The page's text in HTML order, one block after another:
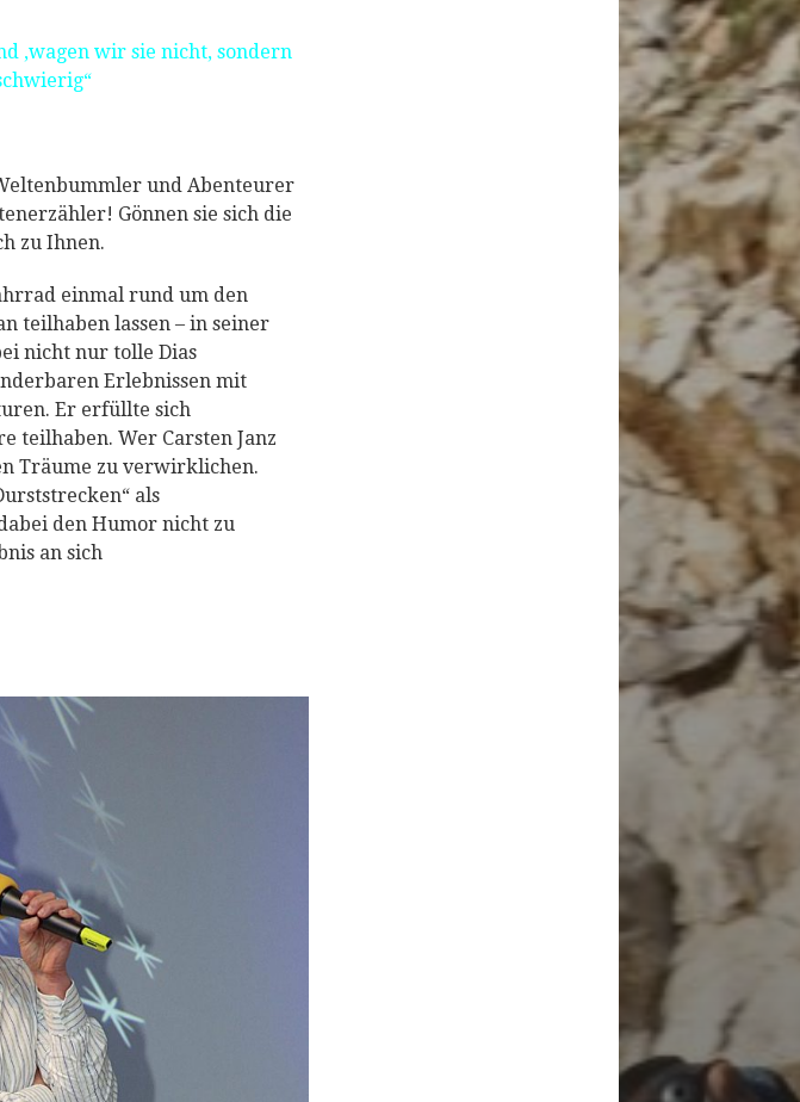
,wagen wir sie nicht, sondern
und Abenteurer
Gönnen sie sich die
zu Ihnen.
einmal rund um den
teilhaben lassen – in seiner
nicht nur tolle Dias
Erlebnissen mit
Er erfüllte sich
teilhaben. Wer Carsten Janz
Träume zu verwirklichen.
als
den Humor nicht zu
an sich